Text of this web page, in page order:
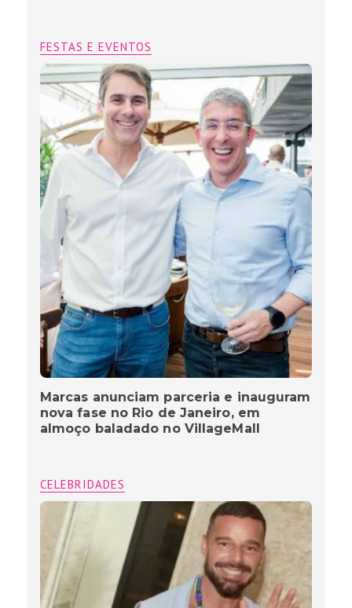
FESTAS E EVENTOS
Marcas anunciam parceria e inauguram
nova fase no Rio de Janeiro, em
almoço baladado no VillageMall
CELEBRIDADES